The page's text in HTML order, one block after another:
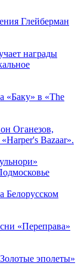
Глейберман
награды
«Баку» в «The
Оганезов,
Bazaar».
Белорусском
«Переправа»
эполеты»